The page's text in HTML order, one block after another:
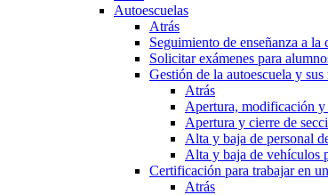
Autoescuelas
Atrás
Seguimiento de enseñanza a la
Solicitar exámenes para
Gestión de la autoescuela y sus
Atrás
Apertura, modificación y
Apertura y cierre de
Alta y baja de personal
Alta y baja de vehículos
Certificación para trabajar en
Atrás